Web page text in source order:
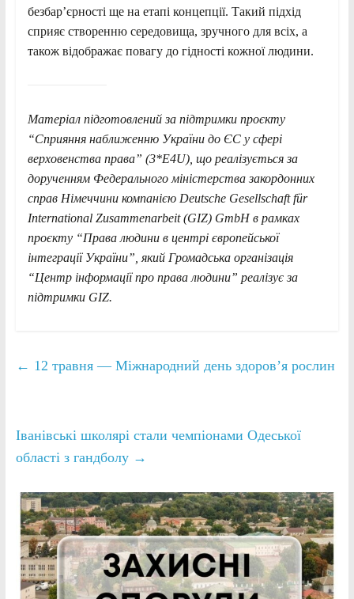
безбарʼєрності ще на етапі концепції. Такий підхід
сприяє створенню середовища, зручного для всіх, а
також відображає повагу до гідності кожної людини.
Матеріал підготовлений за підтримки проєкту
“Сприяння наближенню України до ЄС у сфері
верховенства права” (3*E4U), що реалізується за
дорученням Федерального міністерства закордонних
справ Німеччини компанією Deutsche Gesellschaft für
International Zusammenarbeit (GIZ) GmbH в рамках
проєкту “Права людини в центрі європейської
інтеграції України”, який Громадська організація
“Центр інформації про права людини” реалізує за
підтримки GIZ.
← 12 травня — Міжнародний день здоров’я рослин
Іванівські школярі стали чемпіонами Одеської
області з гандболу →